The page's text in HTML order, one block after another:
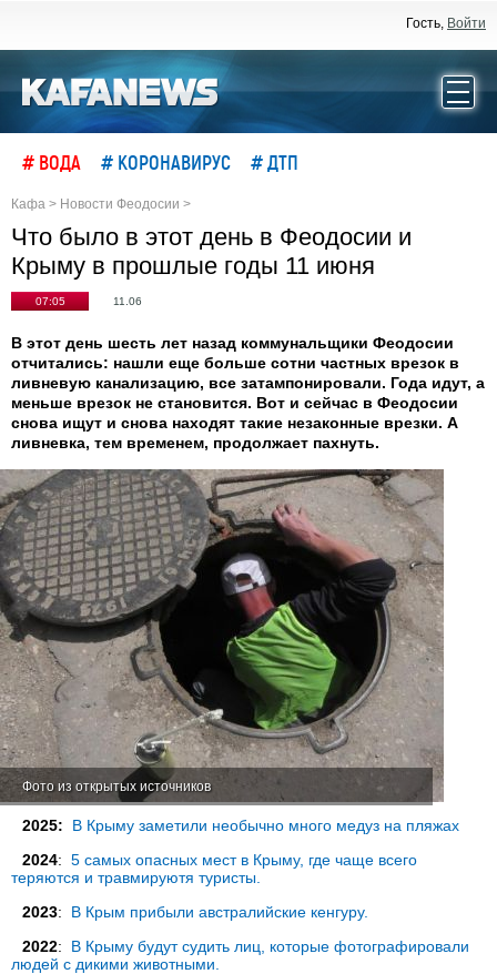
Гость, Войти
# ВОДА # КОРОНАВИРУС # ДТП
Кафа > Новости Феодосии >
Что было в этот день в Феодосии и
Крыму в прошлые годы 11 июня
07:05 11.06
В этот день шесть лет назад коммунальщики Феодосии
отчитались: нашли еще больше сотни частных врезок в
ливневую канализацию, все затампонировали. Года идут, а
меньше врезок не становится. Вот и сейчас в Феодосии
снова ищут и снова находят такие незаконные врезки. А
ливневка, тем временем, продолжает пахнуть.
Фото из открытых источников
2025:
В Крыму заметили необычно много медуз на пляжах
2024: 5 самых опасных мест в Крыму, где чаще всего
теряются и травмируютя туристы.
2023: В Крым прибыли австралийские кенгуру.
2022: В Крыму будут судить лиц, которые фотографировали
людей с дикими животными.